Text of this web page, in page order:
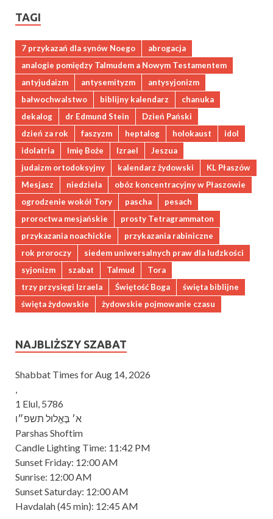
TAGI
7 przykazań dla synów Noego
abrogacja
analogie pomiędzy Talmudem a Nowym Testamentem
antyjudaizm
antysemityzm
antysyjonizm
bałwochwalstwo
biblijny kalendarz
chanuka
dekalog
dr Edmund Stein
Dzień Pański
dzień za rok
faszyzm heptalog holokaust
idol
idolatria
Imię Boże Izrael
Jeszua
judaizm ortodoksyjny
kalendarz żydowski
KL Płaszów
Mesjasz
niedziela
obóz koncentracyjny w Płaszowie
ogrodzenie wokół Tory
pascha
pesach
proroctwa mesjańskie
prosty Tetragrammaton
przykazania noachickie
przykazania rabiniczne
rok proroczy
siedem uniwersalnych praw dla ludzkości
syjonizm
szabat Talmud
Tora
trzy przysięgi Izraela
Świętość Boga
święta biblijne
święta żydowskie
żydowskie pojmowanie czasu
NAJBLIŻSZY SZABAT
Shabbat Times for Aug 14, 2026
,
1 Elul, 5786
א׳ בֶּאֱלוּל תשפ״ו
Parshas Shoftim
Candle Lighting Time: 11:42 PM
Sunset Friday: 12:00 AM
Sunrise: 12:00 AM
Sunset Saturday: 12:00 AM
Havdalah(45 min): 12:45 AM